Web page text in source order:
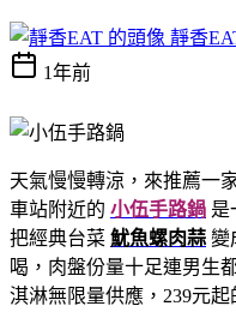
靜香
1年前
天氣慢慢轉涼，來推薦一
車站附近的 小伍手路鍋 是
把經典台菜 魷魚螺肉蒜 變
喝，肉盤份量十足連男生
淇淋無限量供應，239元起